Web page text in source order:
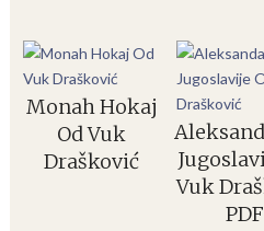
Monah Hokaj
Od Vuk
Drašković
Vuk
PDF